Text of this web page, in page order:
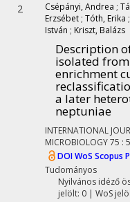
2 Csépányi, Andrea ;
Erzsébet ; Tóth, Erika ;
István ; Kriszt, Balázs
Description
isolated
enrichment
a later
neptuniae
INTERNATIONAL
MICROBIOLOGY75 : 5
DOIWoS Scopus
Tudományos
Nyilvános idéző
jelölt: 0 | WoS